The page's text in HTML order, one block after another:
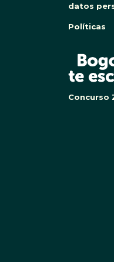
datos
Políticas
Concurso